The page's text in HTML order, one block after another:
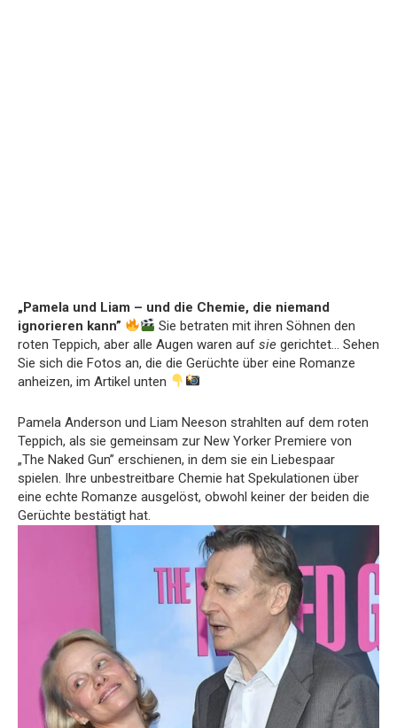
„Pamela und Liam – und die Chemie, die niemand
ignorieren kann”
Sie betraten mit ihren Söhnen den
roten Teppich, aber alle Augen waren auf sie gerichtet… Sehen
Sie sich die Fotos an, die die Gerüchte über eine Romanze
anheizen, im Artikel unten
Pamela Anderson und Liam Neeson strahlten auf dem roten
Teppich, als sie gemeinsam zur New Yorker Premiere von
„The Naked Gun” erschienen, in dem sie ein Liebespaar
spielen. Ihre unbestreitbare Chemie hat Spekulationen über
eine echte Romanze ausgelöst, obwohl keiner der beiden die
Gerüchte bestätigt hat.